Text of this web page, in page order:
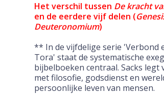
Het verschil tussen De kracht
en de eerdere vijf delen (
Deuteronomium)
** In de vijfdelige serie 'Verbond
Tora' staat de systematische
bijbelboeken centraal. Sacks
met filosofie, godsdienst en
persoonlijke leven van mensen.